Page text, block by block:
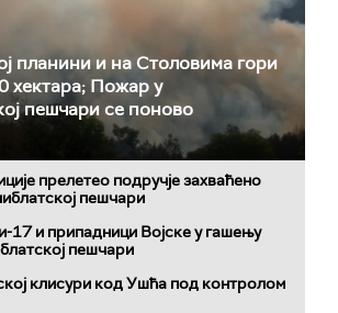
планини и на Столовима гори
хектара; Пожар у
пешчари се поново
прелетео подручје захваћено
пешчари
17 и припадници Војске у гашењу
пешчари
клисури код Ушћа под контролом